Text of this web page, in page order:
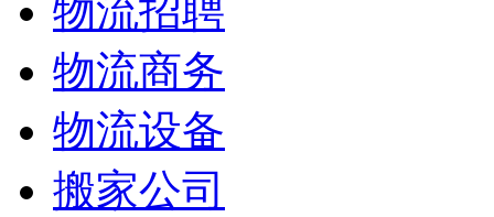
物流招聘
物流商务
物流设备
搬家公司